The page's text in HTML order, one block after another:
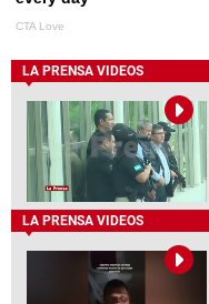
LA PRENSA VIDEOS
LA PRENSA VIDEOS